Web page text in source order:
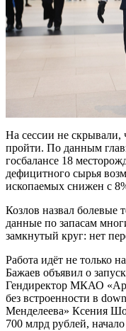
На сессии не
пройти. По данным
госбалансе 18
дефицитного сырья
ископаемых снижен с
Козлов назвал болевые
данные по запасам
замкнутый круг: нет
Работа идёт не только
Бажаев объявил о
Гендиректор МКАО
без встроенности в
Менделеева» Ксения
700 млрд рублей,